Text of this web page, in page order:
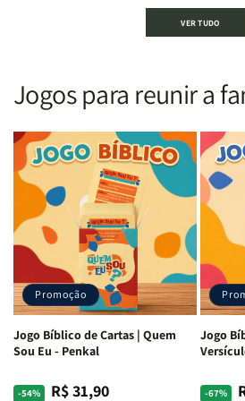
Almeida
Letra
Média
Full
Color
Brochura
Rei
Leão
Bíblia
Almeida
Letra
Média
&amp;
Full
Color
|
Brochura
|
Rei
Leão
PPM
|
|
Full
Dura
|
-
VER TUDO
Jogos para reunir a
Promoção
Jogo Bíblico de Cartas | Quem
Sou Eu - Penkal
-54%
Preço
PreçoR$ 31,90
Jogo
-67%
Preço
Preço